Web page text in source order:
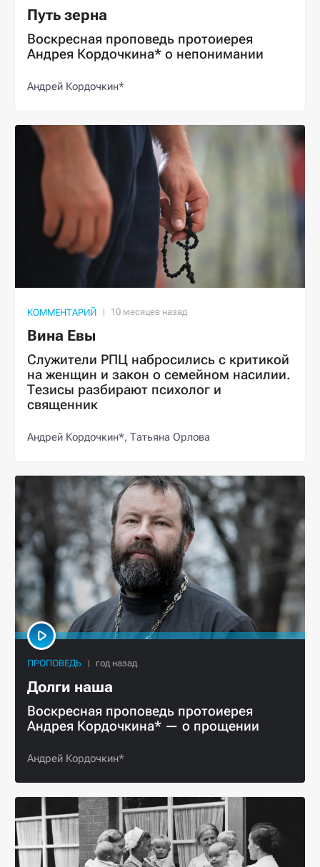
Путь зерна
Воскресная проповедь протоиерея
Андрея Кордочкина* о непонимании
Андрей Кордочкин*
КОММЕНТАРИЙ
Вина Евы
Служители РПЦ набросились с критикой
на женщин и закон о семейном насилии.
Тезисы разбирают психолог и
священник
Андрей Кордочкин*, Татьяна Орлова
ПРОПОВЕДЬ
Долги наша
Воскресная проповедь протоиерея
Андрея Кордочкина* — о прощении
Андрей Кордочкин*